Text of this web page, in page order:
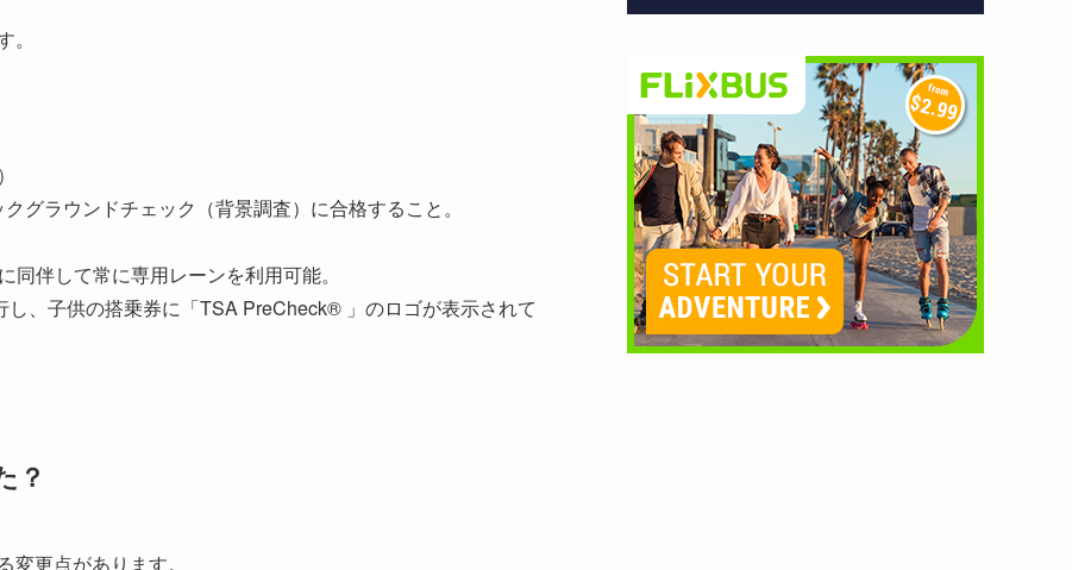
グラウンドチェック（背景調査）に合格すること。
伴して常に専用レーンを利用可能。
、子供の搭乗券に「TSA PreCheck® 」のロゴが表示されて
？
更点があります。